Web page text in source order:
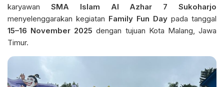
karyawan SMA Islam Al Azhar 7 Sukoharjo
menyelenggarakan kegiatan Family Fun Day pada tanggal
15–16 November 2025 dengan tujuan Kota Malang, Jawa
Timur.